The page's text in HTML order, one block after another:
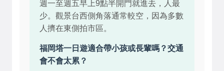
週一至週五早上9點半開門就進去，人最
少。觀景台西側角落通常較空，因為多數
人擠在東側拍市區。
福岡塔一日遊適合帶小孩或長輩嗎？交通
會不會太累？